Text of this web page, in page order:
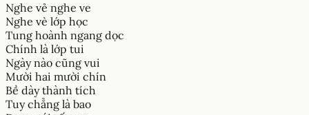
Nghe vẻ nghe ve
Nghe vè lớp học
Tung hoành ngang dọc
Chính là lớp tui
Ngày nào cũng vui
Mười hai mười chín
Bề dày thành tích
Tuy chẳng là bao